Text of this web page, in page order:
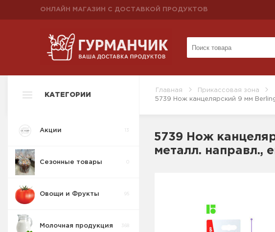
ОНЛАЙН МАГАЗИН С ДОСТАВКОЙ ПРОДУКТОВ
Главная
Прикассовая зона
5739 Нож канцелярский 9 мм
КАТЕГОРИИ
Акции 13
Сезонные товары
Овощи и Фрукты 95
Молочная продукция 368
5739 Нож
металл. направл.,